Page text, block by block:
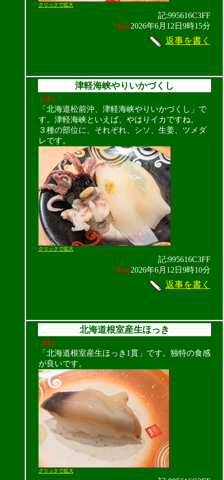
クリックで拡大
記:995616C3FF
New2026年6月12日9時15分
返事を書く
津軽海峡やりいかづくし
（4）
「北海道松前沖、津軽海峡やりいかづくし」で
す。津軽海峡といえば、やはりイカですね。
３種の部位に、それぞれ、シソ、生姜、ツメダ
レです。
クリックで拡大
記:995616C3FF
New2026年6月12日9時10分
返事を書く
北海道根室産生ほっき
（3）
「北海道根室産生ほっき1貫」です。独特の食感
が良いです。
クリックで拡大